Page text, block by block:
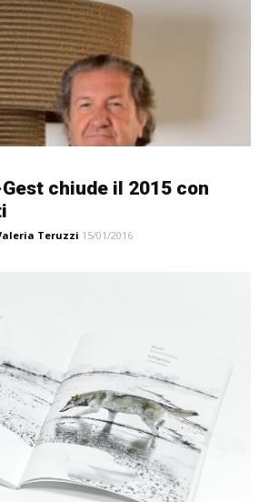
chiude il 2015 con
Teruzzi 15/01/2016